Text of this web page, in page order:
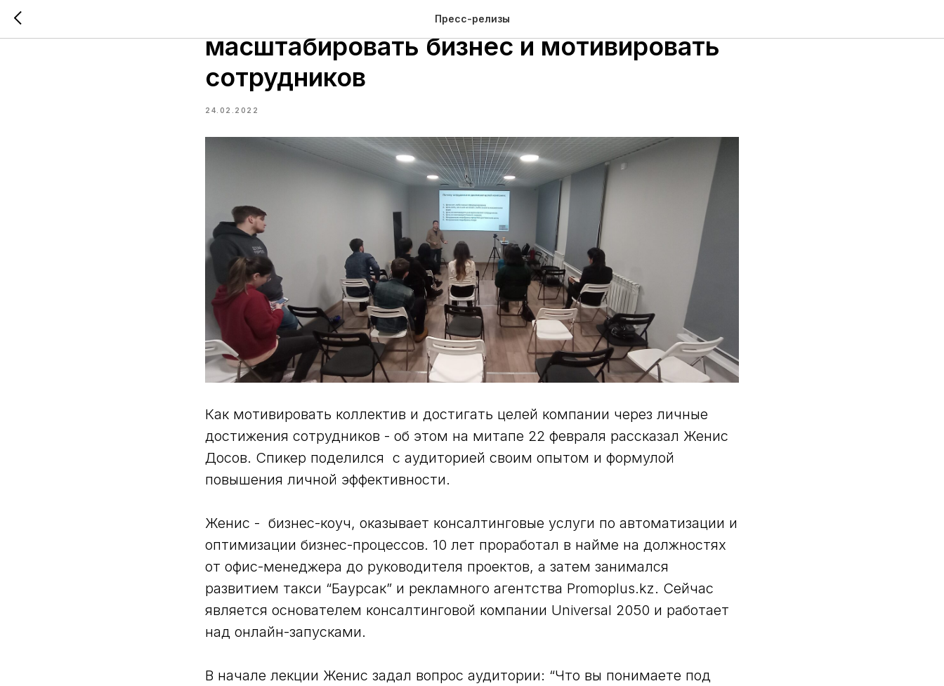
Пресс-релизы
Предпринимателям рассказали, как
масштабировать бизнес и мотивировать
сотрудников
24.02.2022
Как мотивировать коллектив и достигать целей компании через личные
достижения сотрудников - об этом на митапе 22 февраля рассказал Женис
Досов. Спикер поделился с аудиторией своим опытом и формулой
повышения личной эффективности.
Женис - бизнес-коуч, оказывает консалтинговые услуги по автоматизации и
оптимизации бизнес-процессов. 10 лет проработал в найме на должностях
от офис-менеджера до руководителя проектов, а затем занимался
развитием такси “Баурсак” и рекламного агентства Promoplus.kz. Сейчас
является основателем консалтинговой компании Universal 2050 и работает
над онлайн-запусками.
В начале лекции Женис задал вопрос аудитории: “Что вы понимаете под